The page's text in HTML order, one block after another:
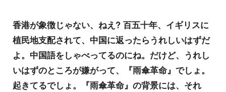
香港が象徴じゃない、ねえ? 百五十年、イギリスに
植民地支配されて、中国に返ったらうれしいはずだ
よ。中国語をしゃべってるのにね。だけど、うれし
いはずのところが嫌がって、『雨傘革命』でしょ。
起きてるでしょ。『雨傘革命』の背景には、それ